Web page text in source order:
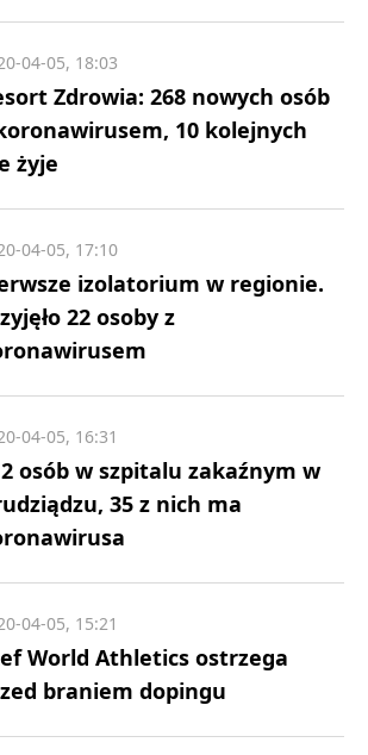
Zdrowia: 268 nowych osób
10 kolejnych
żyje
04-05, 18:03
izolatorium w regionie.
22 osoby z
04-05, 17:10
osób w szpitalu zakaźnym w
35 z nich ma
04-05, 16:31
World Athletics ostrzega
braniem dopingu
04-05, 15:21